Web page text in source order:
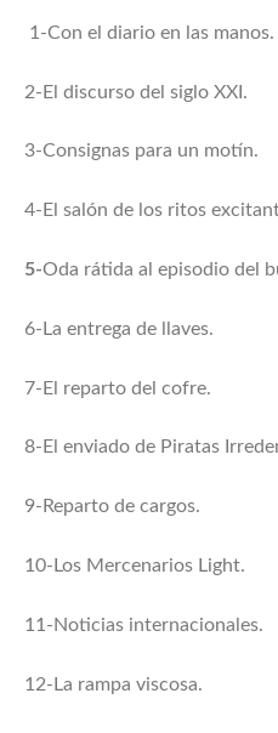
1-Con el diario en las manos.
2-El discurso del siglo XXI.
3-Consignas para un motín.
4-El salón de los ritos
5-Oda rátida al episodio del
6-La entrega de llaves.
7-El reparto del cofre.
8-El enviado de Piratas
9-Reparto de cargos.
10-Los Mercenarios Light.
11-Noticias internacionales.
12-La rampa viscosa.